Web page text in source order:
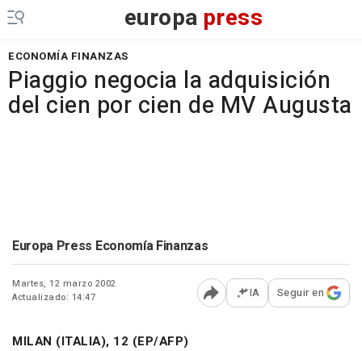
europa press
ECONOMÍA FINANZAS
Piaggio negocia la adquisición
del cien por cien de MV Augusta
Europa Press Economía Finanzas
Martes, 12 marzo 2002
Actualizado: 14:47
Abrir opciones para
IA Seguir en
MILAN (ITALIA), 12 (EP/AFP)